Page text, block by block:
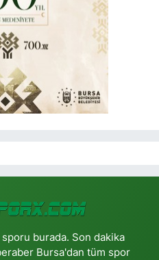
burada. Son dakika
Bursa'dan tüm spor